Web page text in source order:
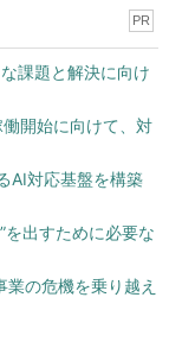
PR
課題と解決に向け
開始に向けて、対
AI対応基盤を構築
を出すために必要な
の危機を乗り越え